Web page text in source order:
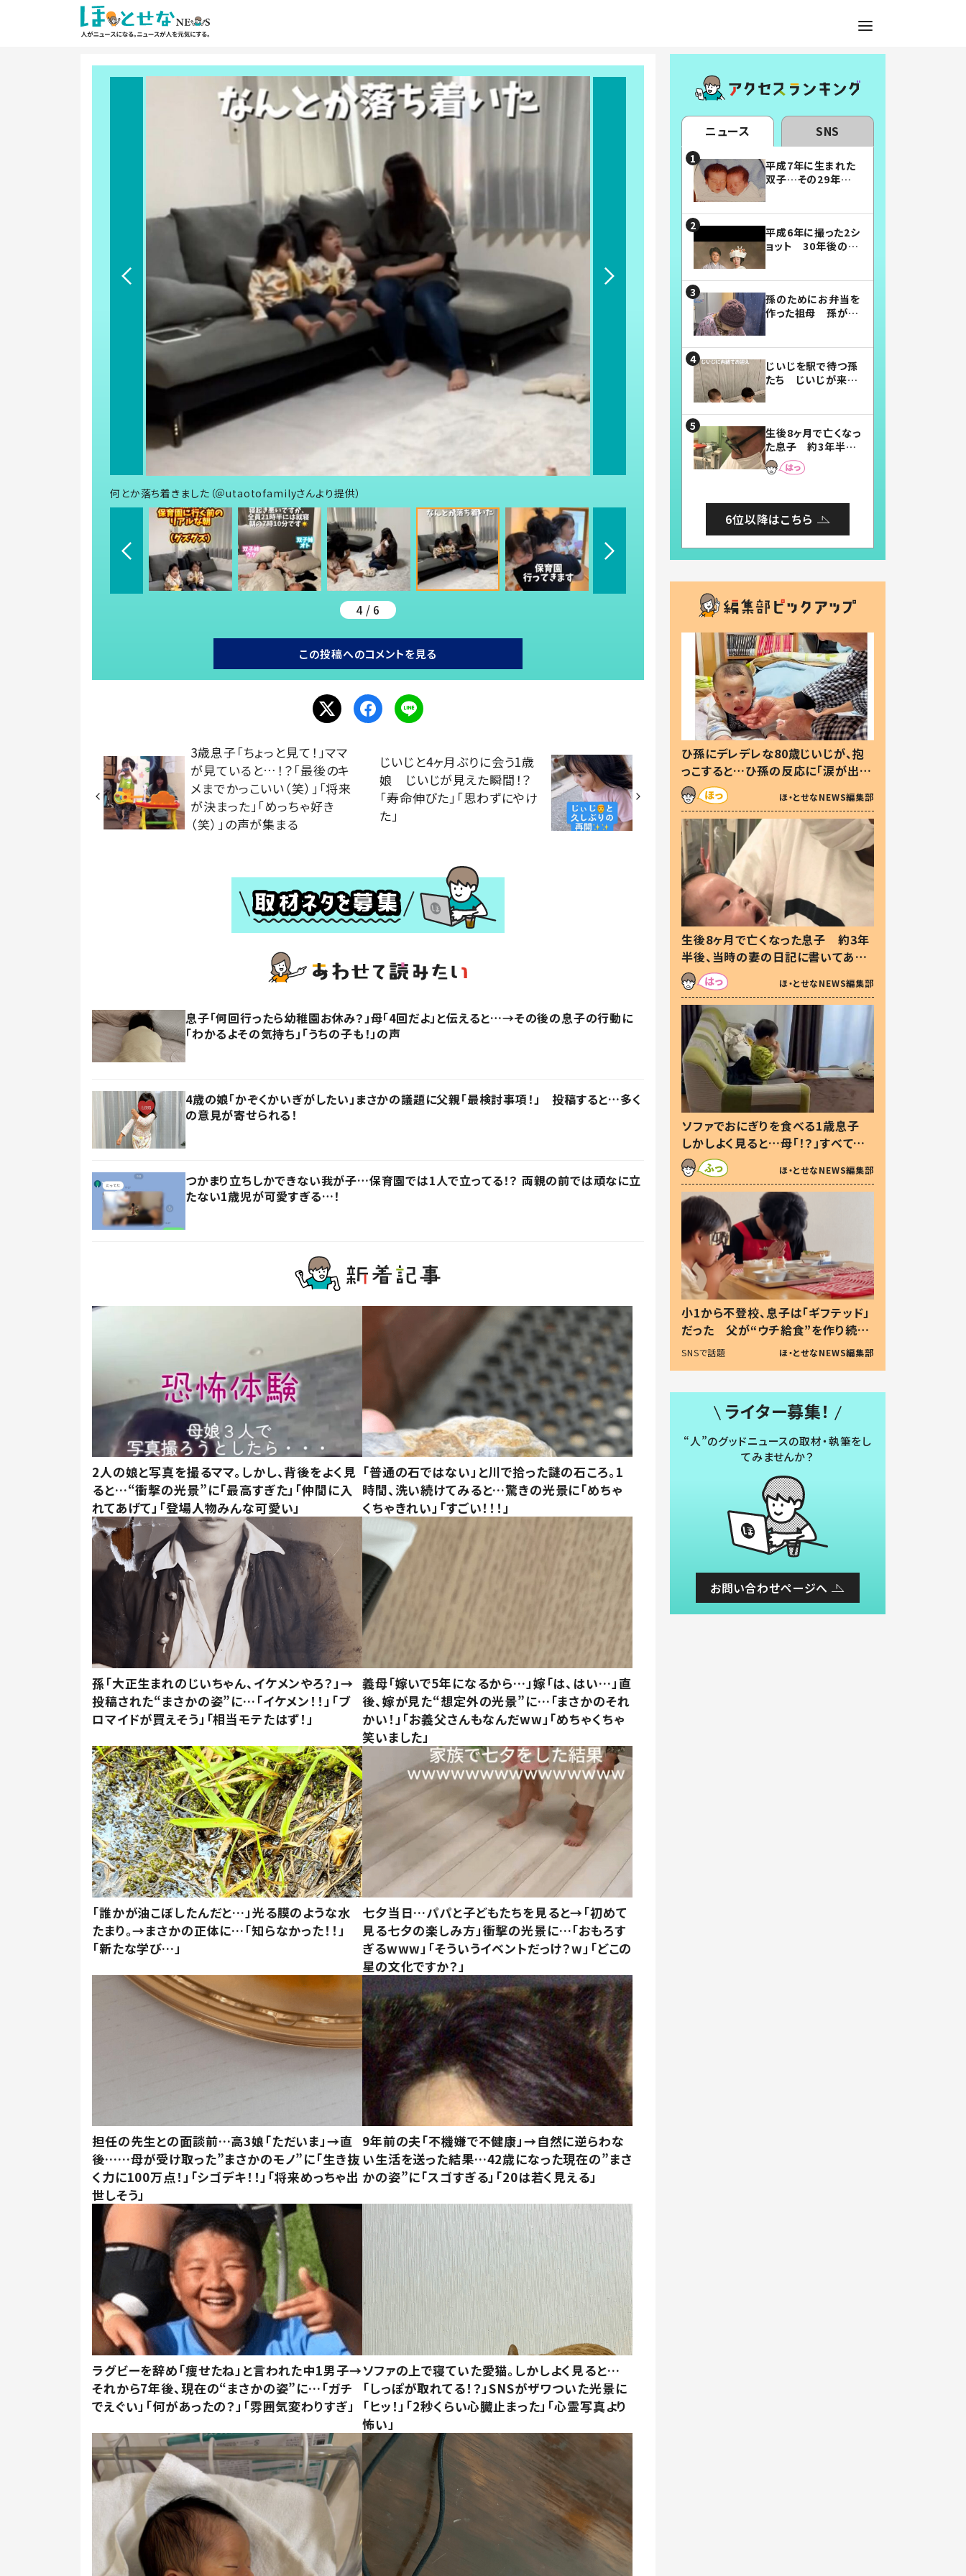
何とか落ち着きました（＠utaotofamilyさんより提供）
4 / 6
この投稿へのコメントを見る
3歳息子「ちょっと見て！」ママ
が見ていると…！？「最後のキ
メまでかっこいい（笑）」「将来
が決まった」「めっちゃ好き
（笑）」の声が集まる
じいじと4ヶ月ぶりに会う1歳
娘 じいじが見えた瞬間！？
「寿命伸びた」「思わずにやけ
た」
息子「何回行ったら幼稚園お休み？」母「4回だよ」と伝えると…→その後の息子の行動に
「わかるよその気持ち」「うちの子も！」の声
4歳の娘「かぞくかいぎがしたい」まさかの議題に父親「最検討事項！」 投稿すると…多く
の意見が寄せられる！
つかまり立ちしかできない我が子…保育園では1人で立ってる！？ 両親の前では頑なに立
たない1歳児が可愛すぎる…！
2人の娘と写真を撮るママ。しかし、背後をよく見
ると…“衝撃の光景”に「最高すぎた」「仲間に入
れてあげて」「登場人物みんな可愛い」
「普通の石ではない」と川で拾った謎の石ころ。1
時間、洗い続けてみると…驚きの光景に「めちゃ
くちゃきれい」「すごい！！！」
孫「大正生まれのじいちゃん、イケメンやろ？」→
投稿された“まさかの姿”に…「イケメン！！」「ブ
ロマイドが買えそう」「相当モテたはず！」
義母「嫁いで5年になるから…」嫁「は、はい…」直
後、嫁が見た“想定外の光景”に…「まさかのそれ
かい！」「お義父さんもなんだww」「めちゃくちゃ
笑いました」
「誰かが油こぼしたんだと…」光る膜のような水
たまり。→まさかの正体に…「知らなかった！！」
「新たな学び…」
七夕当日…パパと子どもたちを見ると→「初めて
見る七夕の楽しみ方」衝撃の光景に…「おもろす
ぎるwww」「そういうイベントだっけ？w」「どこの
星の文化ですか？」
担任の先生との面談前…高3娘「ただいま」→直
後……母が受け取った”まさかのモノ”に「生き抜
く力に100万点！」「シゴデキ！！」「将来めっちゃ出
世しそう」
9年前の夫「不機嫌で不健康」→自然に逆らわな
い生活を送った結果…42歳になった現在の”まさ
かの姿”に「スゴすぎる」「20は若く見える」
ラグビーを辞め「痩せたね」と言われた中1男子→
それから7年後、現在の“まさかの姿”に…「ガチ
でえぐい」「何があったの？」「雰囲気変わりすぎ」
ソファの上で寝ていた愛猫。しかしよく見ると…
「しっぽが取れてる！？」SNSがザワついた光景に
「ヒッ！」「2秒くらい心臓止まった」「心霊写真より
怖い」
ニュース SNS
平成7年に生まれた
双子…その29年後
平成6年に撮った2シ
ョット 30年後の姿
孫のためにお弁当を
作った祖母 孫が絶
じいじを駅で待つ孫
たち じいじが来た
まらない」「幸せにな
れる」
生後8ヶ月で亡くなっ
た息子 約3年半
後、当時の妻の日記
に書いてあった本音
6位以降はこちら
ひ孫にデレデレな80歳じいじが、抱
っこすると…ひ孫の反応に「涙が出ま
した」「可愛くて仕方ない」
ほ・とせなNEWS編集部
生後8ヶ月で亡くなった息子 約3年
半後、当時の妻の日記に書いてあっ
た本音とは
ほ・とせなNEWS編集部
ソファでおにぎりを食べる1歳息子
しかしよく見ると…母「！？」すべてを
察した母の投稿に「可愛いから許
す！」「現行犯〜」
ほ・とせなNEWS編集部
小1から不登校、息子は「ギフテッド」
だった 父が“ウチ給食”を作り続け
る理由とは #令和の親 #令和の子
SNSで話題 ほ・とせなNEWS編集部
ライター募集！
“人”のグッドニュースの取材・執筆をし
てみませんか？
お問い合わせページへ